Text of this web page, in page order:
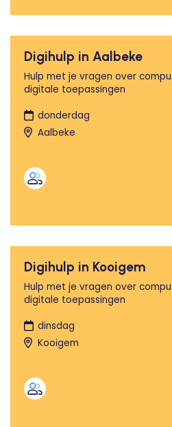
Digihulp in Aalbeke
Hulp met je vragen over
digitale toepassingen
donderdag
Aalbeke
Digihulp in Kooigem
Hulp met je vragen over
digitale toepassingen
dinsdag
Kooigem